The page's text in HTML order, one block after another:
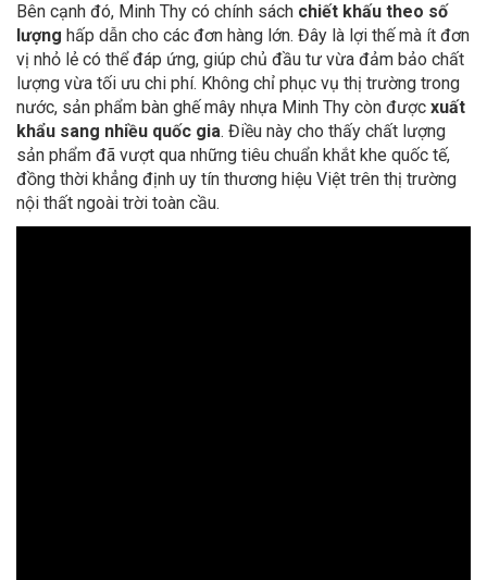
Bên cạnh đó, Minh Thy có chính sách chiết khấu theo số
lượng hấp dẫn cho các đơn hàng lớn. Đây là lợi thế mà ít đơn
vị nhỏ lẻ có thể đáp ứng, giúp chủ đầu tư vừa đảm bảo chất
lượng vừa tối ưu chi phí. Không chỉ phục vụ thị trường trong
nước, sản phẩm bàn ghế mây nhựa Minh Thy còn được xuất
khẩu sang nhiều quốc gia. Điều này cho thấy chất lượng
sản phẩm đã vượt qua những tiêu chuẩn khắt khe quốc tế,
đồng thời khẳng định uy tín thương hiệu Việt trên thị trường
nội thất ngoài trời toàn cầu.